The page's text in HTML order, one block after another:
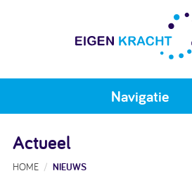
Navigatie
Plan maken
Actueel
HOME NIEUWS